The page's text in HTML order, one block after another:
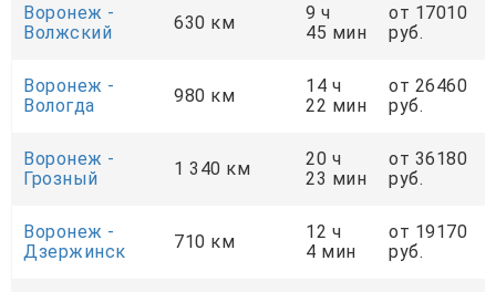
Воронеж -
Волжский
630 км
9 ч
45 мин
от 17010
руб.
Воронеж -
Вологда
980 км
14 ч
22 мин
от 26460
руб.
Воронеж -
Грозный
1 340 км
20 ч
23 мин
от 36180
руб.
Воронеж -
Дзержинск
710 км
12 ч
4 мин
от 19170
руб.